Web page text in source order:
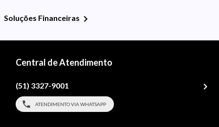
Soluções Financeiras
Central de Atendimento
(51) 3327-9001
ATENDIMENTO VIA WHATSAPP